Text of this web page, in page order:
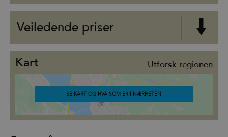
Veiledende priser
Kart Utforsk regionen
SE KART OG HVA SOM ER I NÆRHETEN